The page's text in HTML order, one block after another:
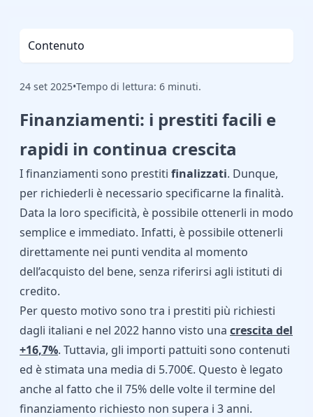
Contenuto
24 set 2025•Tempo di lettura: 6 minuti.
Finanziamenti: i prestiti facili e
rapidi in continua crescita
I finanziamenti sono prestiti finalizzati. Dunque,
per richiederli è necessario specificarne la finalità.
Data la loro specificità, è possibile ottenerli in modo
semplice e immediato. Infatti, è possibile ottenerli
direttamente nei punti vendita al momento
dell’acquisto del bene, senza riferirsi agli istituti di
credito.
Per questo motivo sono tra i prestiti più richiesti
dagli italiani e nel 2022 hanno visto una crescita del
+16,7%. Tuttavia, gli importi pattuiti sono contenuti
ed è stimata una media di 5.700€. Questo è legato
anche al fatto che il 75% delle volte il termine del
finanziamento richiesto non supera i 3 anni.